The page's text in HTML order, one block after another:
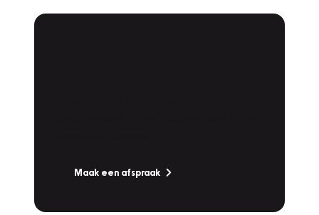
Maak een afspraak